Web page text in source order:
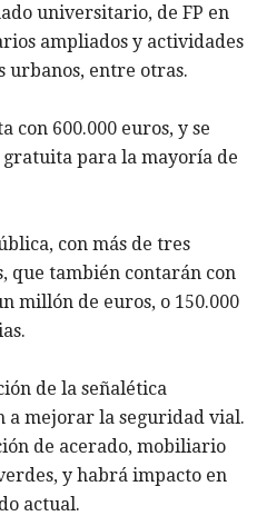
universitario, de FP en
ampliados y actividades
urbanos, entre otras.
con 600.000 euros, y se
gratuita para la mayoría de
con más de tres
que también contarán con
millón de euros, o 150.000
de la señalética
mejorar la seguridad vial.
de acerado, mobiliario
y habrá impacto en
actual.